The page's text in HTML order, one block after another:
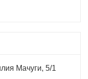
Мачуги, 5/1